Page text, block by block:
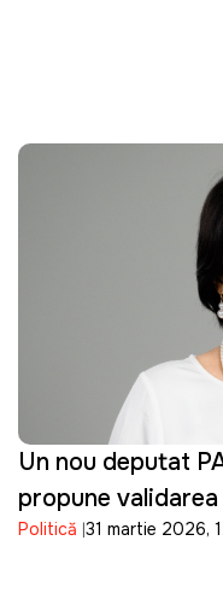
Un nou deputat PAS în Parlament: CEC
propune
Bondarenco
Politică 31 martie 2026,